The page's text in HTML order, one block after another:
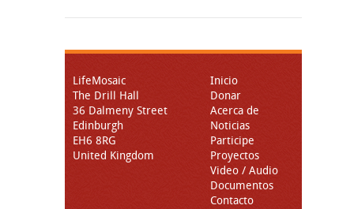
LifeMosaic
The Drill Hall
36 Dalmeny Street
Edinburgh
EH6 8RG
United Kingdom
Inicio
Donar
Acerca de
Noticias
Participe
Proyectos
Video / Audio
Documentos
Contacto